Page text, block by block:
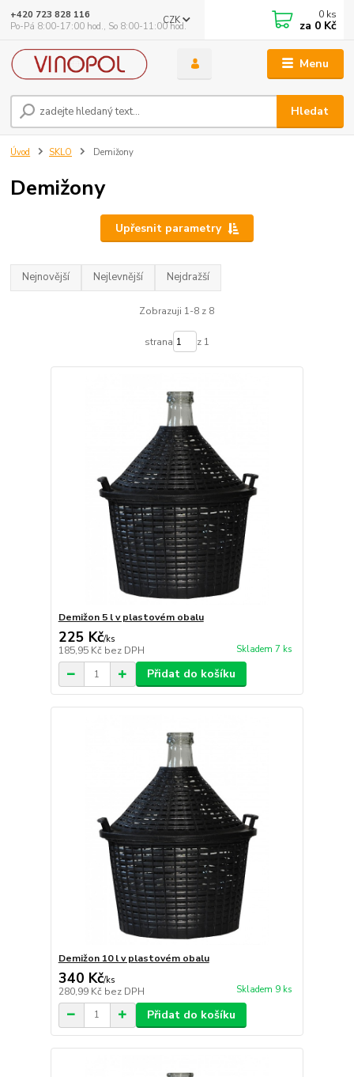
Menu
CZK
Hledat
+420 723 828 116
Po-Pá 8:00-17:00 hod., So 8:00-11:00 hod.
0 ks
za 0 Kč
Úvod SKLO Demižony
Demižony
Upřesnit parametry
Nejnovější Nejlevnější Nejdražší
Zobrazuji 1-8 z 8
strana z 1
Demižon 5 l v plastovém obalu
225 Kč/ks
185,95 Kč bez DPH Skladem 7 ks
Přidat do košíku
Demižon 10 l v plastovém obalu
340 Kč/ks
280,99 Kč bez DPH Skladem 9 ks
Přidat do košíku